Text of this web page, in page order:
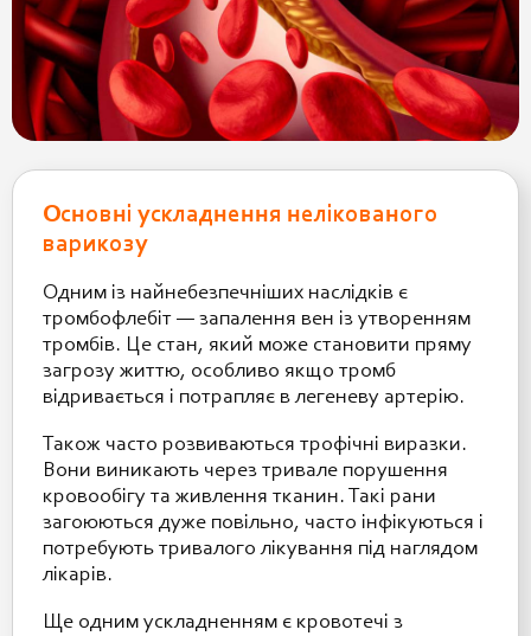
Основні ускладнення нелікованого
варикозу
Одним із найнебезпечніших наслідків є
тромбофлебіт — запалення вен із утворенням
тромбів. Це стан, який може становити пряму
загрозу життю, особливо якщо тромб
відривається і потрапляє в легеневу артерію.
Також часто розвиваються трофічні виразки.
Вони виникають через тривале порушення
кровообігу та живлення тканин. Такі рани
загоюються дуже повільно, часто інфікуються і
потребують тривалого лікування під наглядом
лікарів.
Ще одним ускладненням є кровотечі з